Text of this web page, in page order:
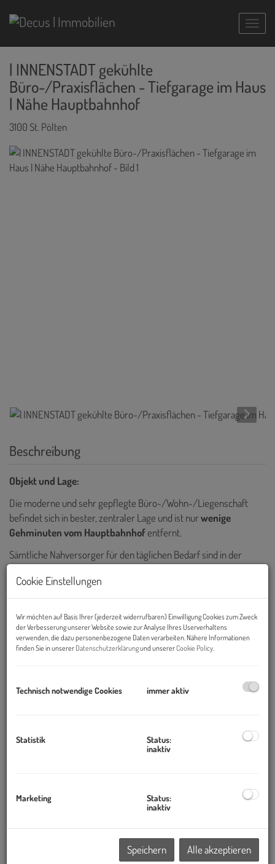
| INNENSTADT gekühlte
Büro-/Praxisflächen - Tiefgarage im Haus
| Nähe Hauptbahnhof
3100 St. Pölten
Beschreibung
Objekt und Lage:
Die moderne und sehr gepflegte Büro-/Wohn-/Liegenschaft
befindet sich in bester, zentraler Lage und ist nurwenige
Gehminuten vom Hauptbahnhofentfernt.
Sämtliche Nahversorger für den täglichen Bedarf sind in der
In unmittelbarer Nachbarschaft befinden sich ein
Straße. Im nahen Umkreis gibt es zahlreiche Schulen, direkt
nebenan einen Kindergarten.
angenehme Arbeitsatmosphäre schätzen.
Unternehmens perfekt zu entsprechen.
+ + + reserviert bis Ende August 2026
In dem Haus stehen aktuell 2 Einheiten zur Vermietung:
Cookie Einstellungen
Wir möchten auf Basis Ihrer (jederzeit widerrufbaren) Einwilligung Cookies zum Zweck
der Verbesserung unserer Website sowie zur Analyse Ihres Userverhaltens
verwenden, die dazu personenbezogene Daten verarbeiten. Nähere Informationen
finden Sie in unserer Datenschutzerklärungund unsererCookie Policy
Technisch notwendige Cookies immer aktiv
Statistik
Status:
inaktiv
Marketing
Status:
inaktiv
Speichern Alle akzeptieren